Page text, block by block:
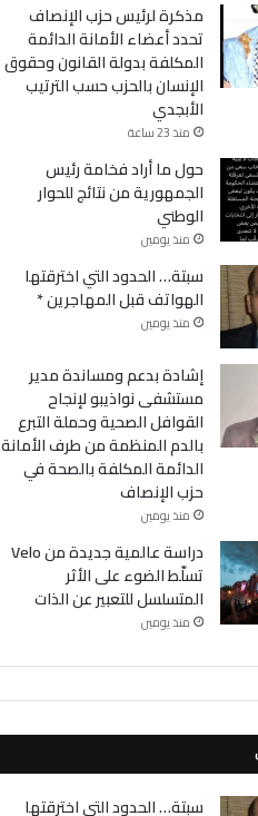
مذكرة لرئيس حزب الإنصاف
تحدد أعضاء الأمانة الدائمة
المكلفة بدولة القانون وحقوق
الإنسان بالحزب حسب الترتيب
الأبجدي
منذ 23 ساعة
حول ما أراد فخامة رئيس
الجمهورية من نتائج للحوار
الوطني
منذ يومين
سبتة… الحدود التي اخترقتها
الهواتف قبل المهاجرين *
منذ يومين
إشادة بدعم ومساندة مدير
مستشفى نواذيبو لإنجاح
القوافل الصحية وحملة التبرع
بالدم المنظمة من طرف الأمانة
الدائمة المكلفة بالصحة في
حزب الإنصاف
منذ يومين
دراسة عالمية جديدة من Velo
تسلّط الضوء على الأثر
المتسلسل للتعبير عن الذات
منذ يومين
سبتة… الحدود التي اخترقتها